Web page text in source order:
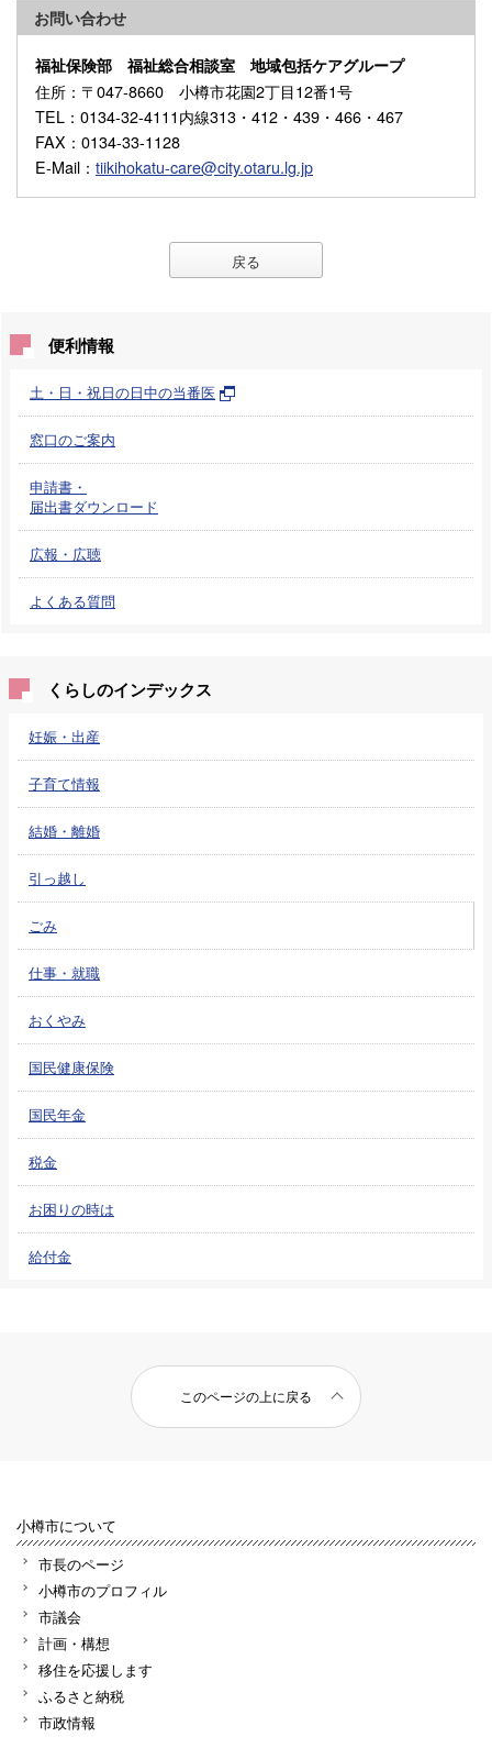
お問い合わせ
福祉保険部 福祉総合相談室 地域包括ケアグループ
住所 ：〒047-8660 小樽市花園2丁目12番1号
TEL ：0134-32-4111内線313・412・439・466・467
FAX ：0134-33-1128
E-Mail ： tiikihokatu-care@city.otaru.lg.jp
戻る
便利情報
土・日・祝日の日中の当番医
窓口のご案内
申請書・
届出書ダウンロード
広報・広聴
よくある質問
くらしのインデックス
妊娠・出産
子育て情報
結婚・離婚
引っ越し
ごみ
仕事・就職
おくやみ
国民健康保険
国民年金
税金
お困りの時は
給付金
このページの上に戻る
小樽市について
市長のページ
小樽市のプロフィル
市議会
計画・構想
移住を応援します
ふるさと納税
市政情報